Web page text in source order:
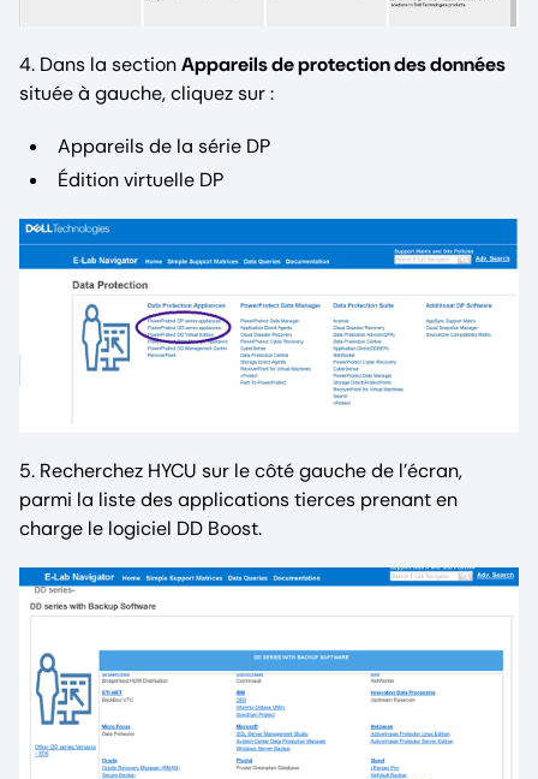
4. Dans la sectionAppareils de protection des données
située à gauche, cliquez sur :
Appareils de la série DP
Édition virtuelle DP
5. Recherchez HYCU sur le côté gauche de l’écran,
parmi la liste des applications tierces prenant en
charge le logiciel DD Boost.